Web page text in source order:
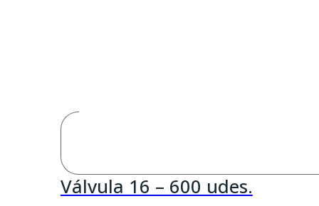
Válvula 16 – 600 udes.